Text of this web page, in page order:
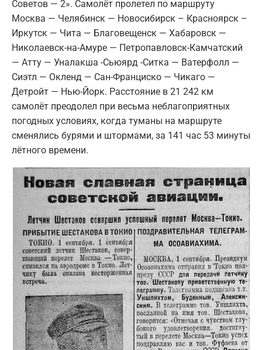
Советов — 2». Самолёт пролетел по маршруту
Москва — Челябинск — Новосибирск – Красноярск –
Иркутск — Чита — Благовещенск — Хабаровск —
Николаевск-на-Амуре — Петропавловск-Камчатский
— Атту — Уналакша -Сьюярд -Ситка — Ватерфолл —
Сиэтл — Окленд — Сан-Франциско — Чикаго —
Детройт — Нью-Йорк. Расстояние в 21 242 км
самолёт преодолел при весьма неблагоприятных
погодных условиях, когда туманы на маршруте
сменялись бурями и штормами, за 141 час 53 минуты
лётного времени.